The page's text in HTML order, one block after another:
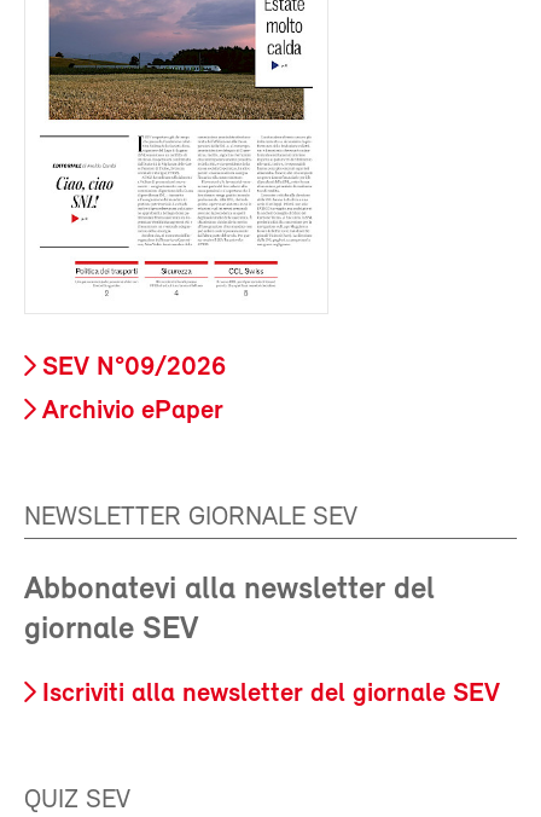
SEV N°09/2026
Archivio ePaper
NEWSLETTER GIORNALE SEV
Abbonatevi alla newsletter del
giornale SEV
Iscriviti alla newsletter del giornale SEV
QUIZ SEV